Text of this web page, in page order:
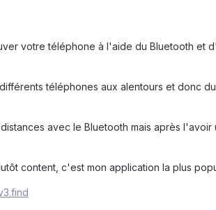
votre téléphone à l'aide du Bluetooth et
téléphones aux alentours et donc
avec le Bluetooth mais après l'avoir
content, c'est mon application la plus